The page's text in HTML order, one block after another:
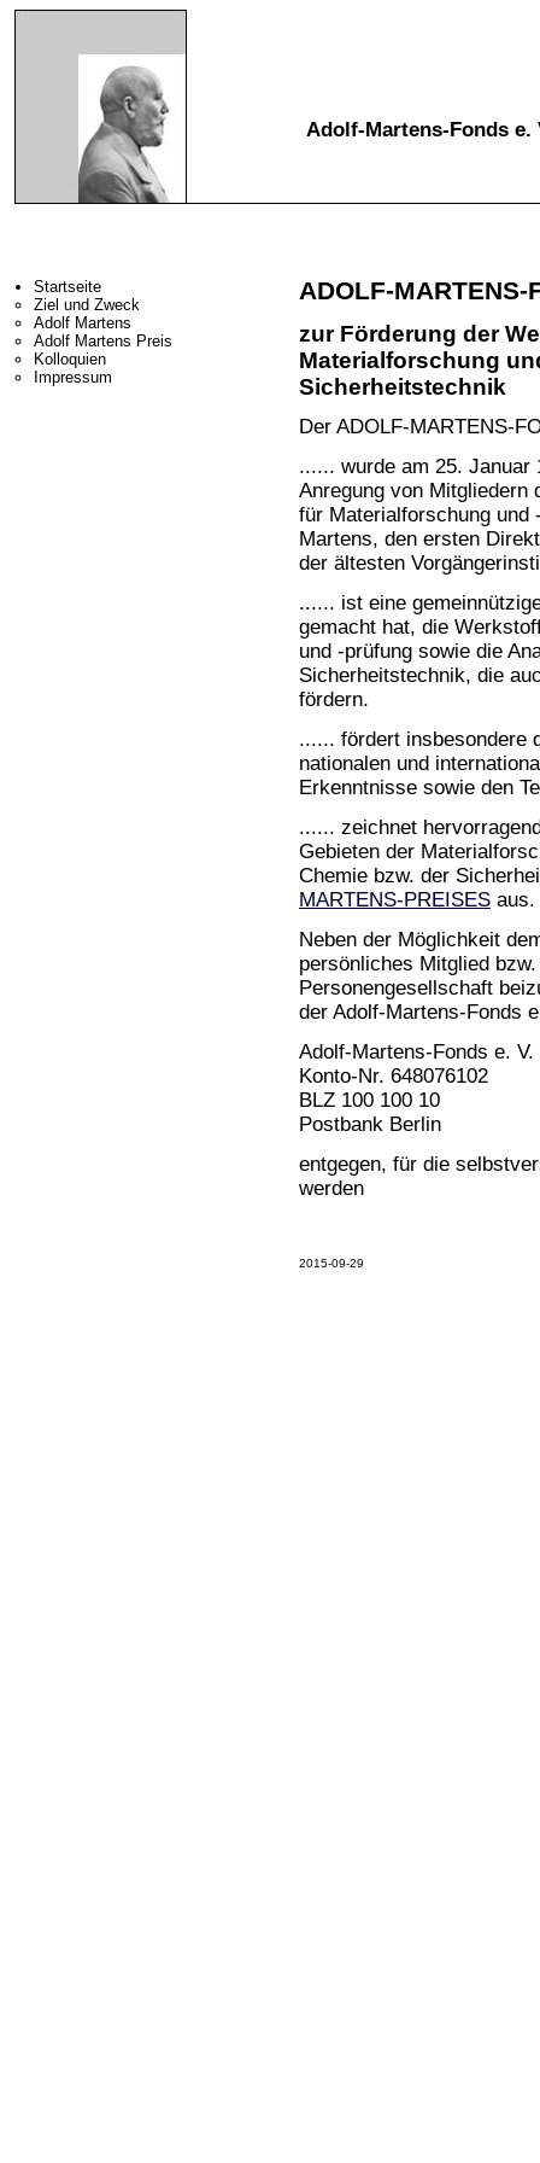
Adolf-Martens-Fonds e.
Startseite
Ziel und Zweck
Adolf Martens
Adolf Martens Preis
Kolloquien
Impressum
ADOLF-MARTENS-
zur Förderung der
Materialforschung
Sicherheitstechnik
Der ADOLF-MARTENS-
...... wurde am 25. Januar
Anregung von Mitgliedern
für Materialforschung und
Martens, den ersten
der ältesten
...... ist eine
gemacht hat, die
und -prüfung sowie die
Sicherheitstechnik, die
fördern.
...... fördert insbesondere
nationalen und
Erkenntnisse sowie den
...... zeichnet
Gebieten der
Chemie bzw. der
MARTENS-PREISES aus.
Neben der Möglichkeit
persönliches Mitglied
Personengesellschaft
der Adolf-Martens-Fonds
Adolf-Martens-Fonds e. V.
Konto-Nr. 648076102
BLZ 100 100 10
Postbank Berlin
entgegen, für die
werden
2015-09-29